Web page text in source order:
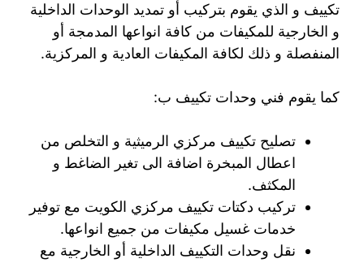
تكييف و الذي يقوم بتركيب أو تمديد الوحدات الداخلية
و الخارجية للمكيفات من كافة انواعها المدمجة أو
المنفصلة و ذلك لكافة المكيفات العادية و المركزية.
كما يقوم فني وحدات تكييف ب:
تصليح تكييف مركزي الرميثية و التخلص من
اعطال المبخرة اضافة الى تغير الضاغط و
المكثف.
تركيب دكتات تكييف مركزي الكويت مع توفير
خدمات غسيل مكيفات من جميع انواعها.
نقل وحدات التكييف الداخلية أو الخارجية مع